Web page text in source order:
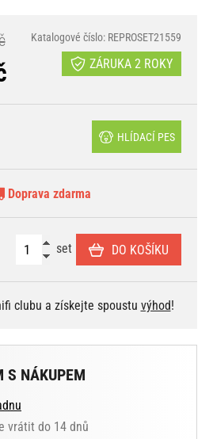
Katalogové číslo: REPROSET21559
ZÁRUKA 2 ROKY
HLÍDACÍ PES
Doprava zdarma
set DO KOŠÍKU
clubu a získejte spoustu výhod!
S NÁKUPEM
vrátit do 14 dnů